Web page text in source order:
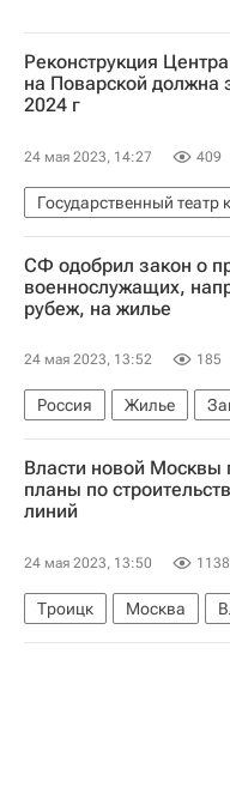
Реконструкция
на Поварской должна
2024 г
24 мая 2023, 14:27 409
Государственный театр
Сергей Собянин
СФ одобрил закон о
военнослужащих,
рубеж, на жилье
24 мая 2023, 13:52 185
Россия Жилье
Военные
Совет
Власти новой Москвы
планы по
линий
24 мая 2023, 13:50 1138
Троицк Москва
Строительство